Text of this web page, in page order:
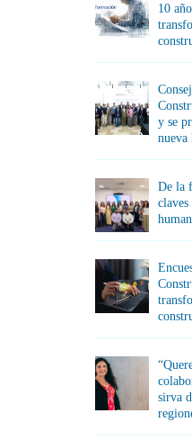
10
y se
nueva
De la
sirva